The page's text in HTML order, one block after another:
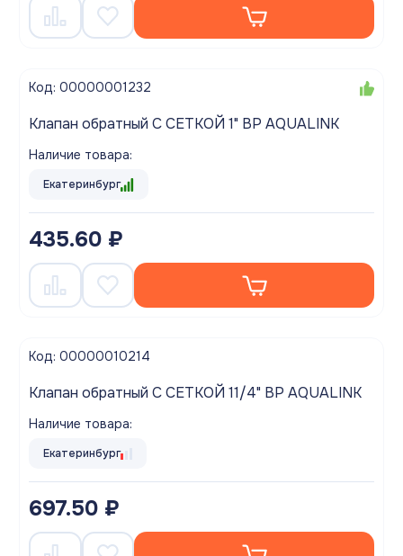
Код: 00000001232
Клапан обратный С СЕТКОЙ 1" ВР AQUALINK
Наличие товара:
Екатеринбург
435.60 ₽
Код: 00000010214
Клапан обратный С СЕТКОЙ 11/4" ВР AQUALINK
Наличие товара:
Екатеринбург
697.50 ₽